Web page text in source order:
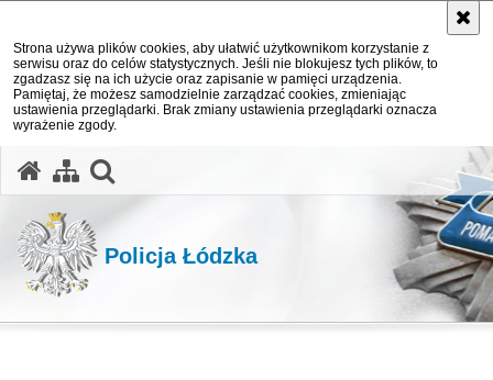
Strona używa plików cookies, aby ułatwić użytkownikom korzystanie z
serwisu oraz do celów statystycznych. Jeśli nie blokujesz tych plików, to
zgadzasz się na ich użycie oraz zapisanie w pamięci urządzenia.
Pamiętaj, że możesz samodzielnie zarządzać cookies, zmieniając
ustawienia przeglądarki. Brak zmiany ustawienia przeglądarki oznacza
wyrażenie zgody.
Policja Łódzka